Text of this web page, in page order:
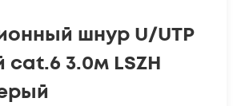
шнур U/UTP
3.0м LSZH